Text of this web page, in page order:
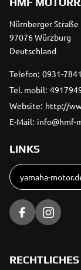
Nürnberger Straße
97076 Würzburg
Deutschland
Telefon: 0931-
Tel. mobil:
Website: http://
E-Mail: info@hmf-
LINKS
yamaha-
RECHTLICHES